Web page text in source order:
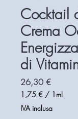
Cocktail
Crema
di
26,30 €Prezzo
1,75 € / 1ml
1,75 €
ogni
IVA inclusa